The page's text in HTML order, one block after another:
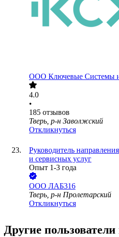
ООО Ключевые Системы
4.0
•
185 отзывов
Тверь, р-н Заволжский
Откликнуться
Руководитель
и сервисных услуг
Опыт 1-3 года
ООО ЛАБ316
Тверь, р-н Пролетарский
Откликнуться
Другие